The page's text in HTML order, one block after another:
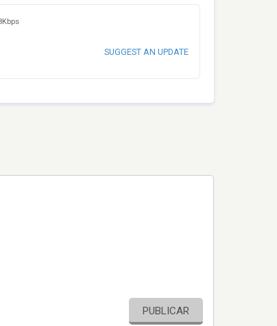
SUGGEST AN UPDATE
PUBLICAR